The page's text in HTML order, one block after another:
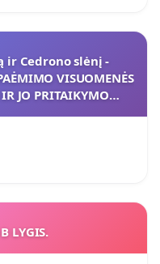
ir Cedrono slėnį -
VISUOMENĖS
JO PRITAIKYMO
LYGIS.